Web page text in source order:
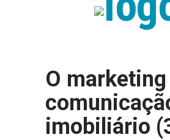
O marketing
imobiliário